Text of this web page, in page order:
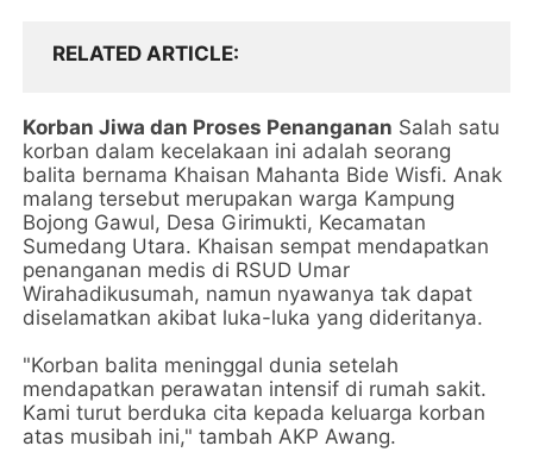
RELATED ARTICLE
Korban Jiwa dan Proses Penanganan Salah satu
korban dalam kecelakaan ini adalah seorang
balita bernama Khaisan Mahanta Bide Wisfi. Anak
malang tersebut merupakan warga Kampung
Bojong Gawul, Desa Girimukti, Kecamatan
Sumedang Utara. Khaisan sempat mendapatkan
penanganan medis di RSUD Umar
Wirahadikusumah, namun nyawanya tak dapat
diselamatkan akibat luka-luka yang dideritanya.
"Korban balita meninggal dunia setelah
mendapatkan perawatan intensif di rumah sakit.
Kami turut berduka cita kepada keluarga korban
atas musibah ini," tambah AKP Awang.